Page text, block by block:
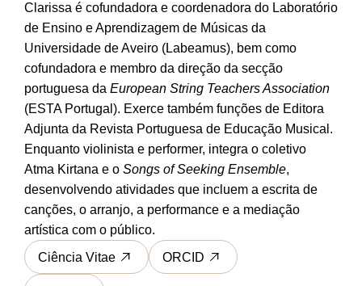
Clarissa é cofundadora e coordenadora do Laboratório
de Ensino e Aprendizagem de Músicas da
Universidade de Aveiro (Labeamus), bem como
cofundadora e membro da direção da secção
portuguesa da European String Teachers Association
(ESTA Portugal). Exerce também funções de Editora
Adjunta da Revista Portuguesa de Educação Musical.
Enquanto violinista e performer, integra o coletivo
Atma Kirtana e o Songs of Seeking Ensemble,
desenvolvendo atividades que incluem a escrita de
canções, o arranjo, a performance e a mediação
artística com o público.
Ciência Vitae
ORCID